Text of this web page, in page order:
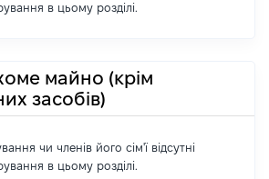
в цьому розділі.
майно (крім
засобів)
чи членів його сім'ї відсутні
в цьому розділі.